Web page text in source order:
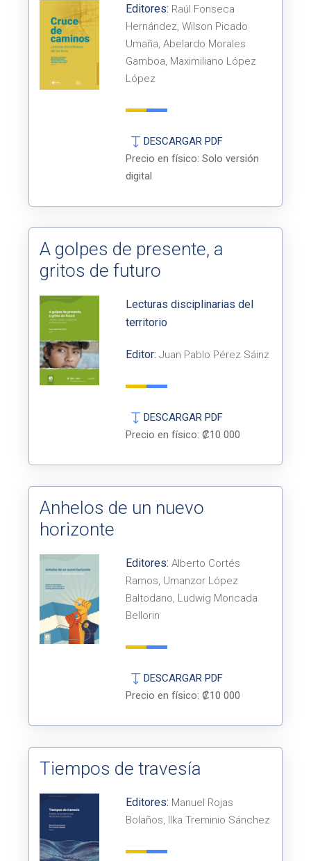
Editores: Raúl Fonseca
Hernández, Wilson Picado
Umaña, Abelardo Morales
Gamboa, Maximiliano López
López
DESCARGAR PDF
Precio en físico: Solo versión
digital
A golpes de presente, a
gritos de futuro
Lecturas disciplinarias del
territorio
Editor: Juan Pablo Pérez Sáinz
DESCARGAR PDF
Precio en físico: ₡10 000
Anhelos de un nuevo
horizonte
Editores: Alberto Cortés
Ramos, Umanzor López
Baltodano, Ludwig Moncada
Bellorin
DESCARGAR PDF
Precio en físico: ₡10 000
Tiempos de travesía
Editores: Manuel Rojas
Bolaños, Ilka Treminio Sánchez